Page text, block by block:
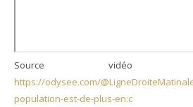
Source vidéo
https://odysee.com/
population-est-de-plus-en:c